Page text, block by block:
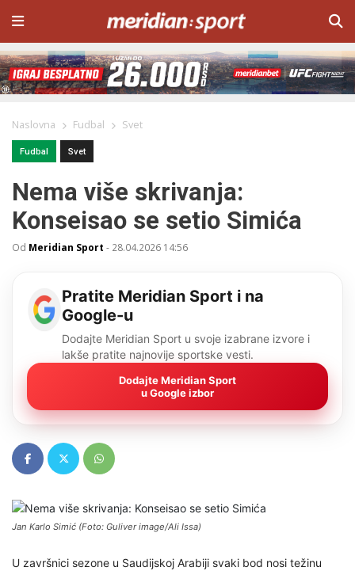
Naslovna Fudbal Svet
Fudbal Svet
Nema više skrivanja:
Konseisao se setio Simića
Od Meridian Sport - 28.04.2026 14:56
Pratite Meridian Sport i na
Google-u
Dodajte Meridian Sport u svoje izabrane izvore i
lakše pratite najnovije sportske vesti.
Dodajte Meridian Sport
u Google izbor
Jan Karlo Simić (Foto: Guliver image/Ali Issa)
U završnici sezone u Saudijskoj Arabiji svaki bod nosi težinu